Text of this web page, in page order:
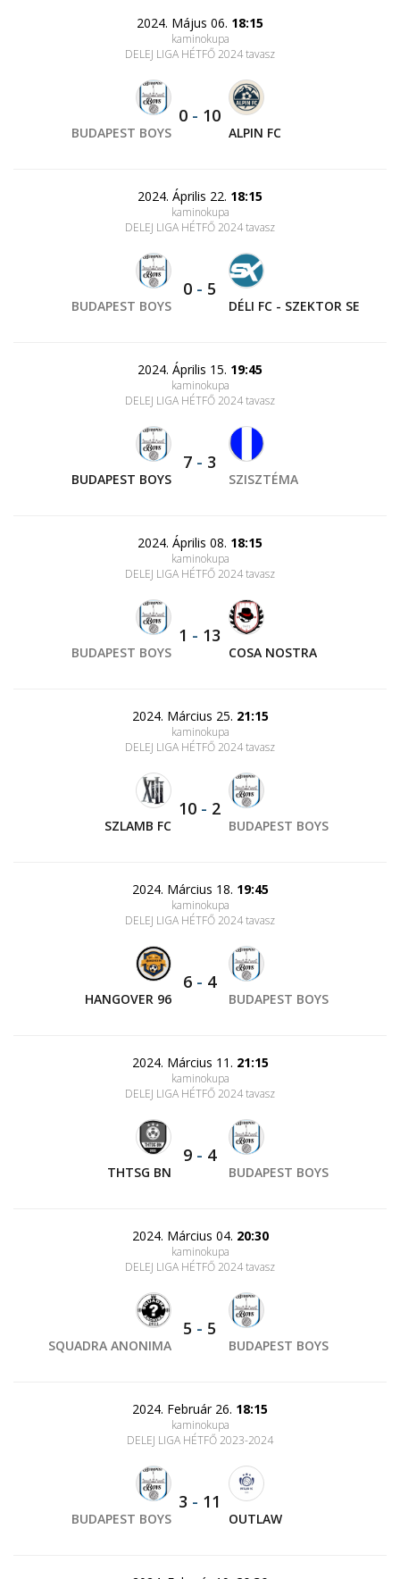
2024. Május 06. 18:15
kaminokupa
DELEJ LIGA HÉTFŐ 2024 tavasz
BUDAPEST BOYS
0 - 10
ALPIN FC
2024. Április 22. 18:15
kaminokupa
DELEJ LIGA HÉTFŐ 2024 tavasz
BUDAPEST BOYS
0 - 5
DÉLI FC - SZEKTOR SE
2024. Április 15. 19:45
kaminokupa
DELEJ LIGA HÉTFŐ 2024 tavasz
BUDAPEST BOYS
7 - 3
SZISZTÉMA
2024. Április 08. 18:15
kaminokupa
DELEJ LIGA HÉTFŐ 2024 tavasz
BUDAPEST BOYS
1 - 13
COSA NOSTRA
2024. Március 25. 21:15
kaminokupa
DELEJ LIGA HÉTFŐ 2024 tavasz
SZLAMB FC
10 - 2
BUDAPEST BOYS
2024. Március 18. 19:45
kaminokupa
DELEJ LIGA HÉTFŐ 2024 tavasz
HANGOVER 96
6 - 4
BUDAPEST BOYS
2024. Március 11. 21:15
kaminokupa
DELEJ LIGA HÉTFŐ 2024 tavasz
THTSG BN
9 - 4
BUDAPEST BOYS
2024. Március 04. 20:30
kaminokupa
DELEJ LIGA HÉTFŐ 2024 tavasz
SQUADRA ANONIMA
5 - 5
BUDAPEST BOYS
2024. Február 26. 18:15
kaminokupa
DELEJ LIGA HÉTFŐ 2023-2024
BUDAPEST BOYS
3 - 11
OUTLAW